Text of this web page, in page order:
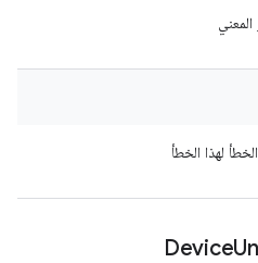
لهذا الخطأ
Device